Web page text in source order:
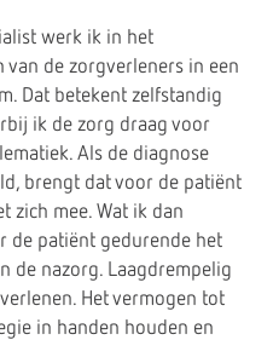
werk ik in het
van de zorgverleners in een
Dat betekent zelfstandig
ik de zorg draag voor
Als de diagnose
brengt dat voor de patiënt
zich mee. Wat ik dan
de patiënt gedurende het
de nazorg. Laagdrempelig
Het vermogen tot
in handen houden en